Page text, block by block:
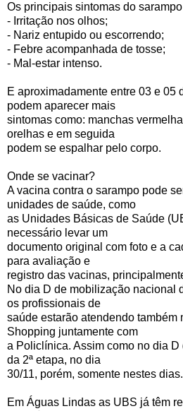
Os principais sintomas do
- Irritação nos olhos;
- Nariz entupido ou escorrendo;
- Febre acompanhada de tosse;
- Mal-estar intenso.
E aproximadamente entre 03 e 05
podem aparecer mais
sintomas como: manchas
orelhas e em seguida
podem se espalhar pelo corpo.
Onde se vacinar?
A vacina contra o sarampo pode
unidades de saúde, como
as Unidades Básicas de Saúde
necessário levar um
documento original com foto e a
para avaliação e
registro das vacinas,
No dia D de mobilização nacional
os profissionais de
saúde estarão atendendo também
Shopping juntamente com
a Policlínica. Assim como no dia D
da 2ª etapa, no dia
30/11, porém, somente nestes dias.
Em Águas Lindas as UBS já têm